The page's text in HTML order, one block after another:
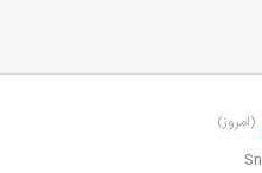
(امروز)